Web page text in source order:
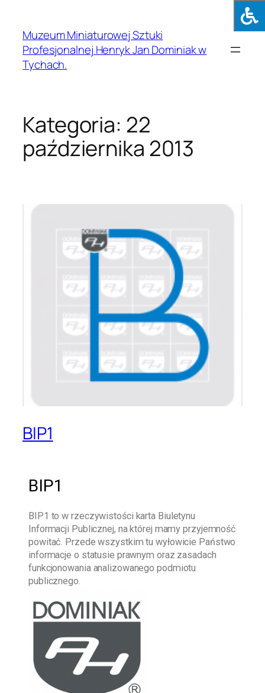
Muzeum Miniaturowej Sztuki
Profesjonalnej Henryk Jan Dominiak w
Tychach.
Kategoria: 22
października 2013
BIP1
BIP1
BIP1 to w rzeczywistości karta Biuletynu
Informacji Publicznej, na której mamy przyjemność
powitać. Przede wszystkim tu wyłowicie Państwo
informacje o statusie prawnym oraz zasadach
funkcjonowania analizowanego podmiotu
publicznego.